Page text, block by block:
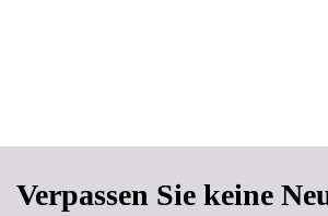
Verpassen Sie keine